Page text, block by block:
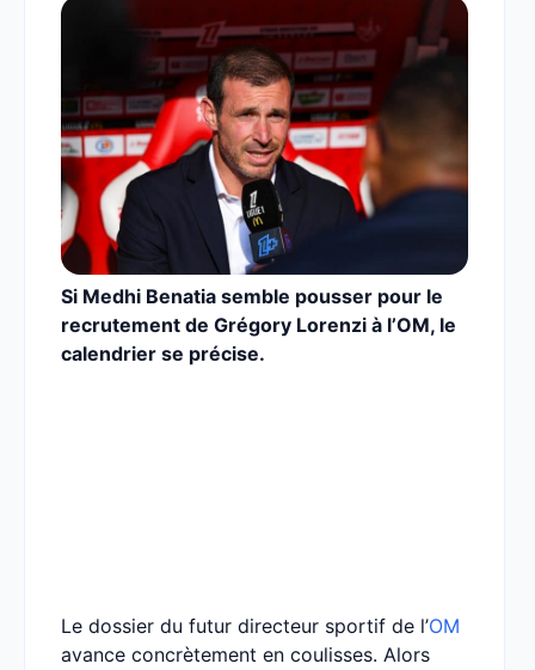
Si Medhi Benatia semble pousser pour le
recrutement de Grégory Lorenzi à l’OM, le
calendrier se précise.
Le dossier du futur directeur sportif de l’OM
avance concrètement en coulisses. Alors